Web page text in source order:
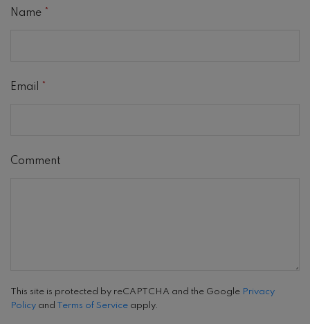
Name
Email
Comment
This site is protected by reCAPTCHA and the Google Privacy
Policy and Terms of Service apply.